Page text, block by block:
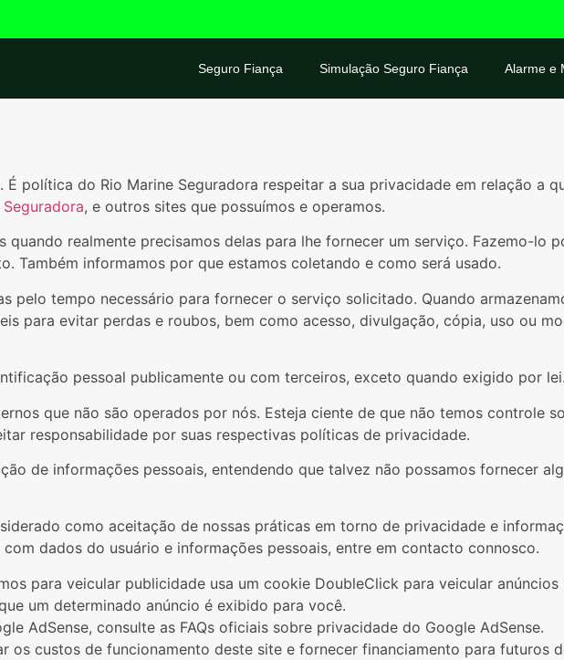
Seguro Fiança Simulação Seguro Fiança Alarme e
política do Rio Marine Seguradora respeitar a sua privacidade em relação a
, e outros sites que possuímos e operamos.
quando realmente precisamos delas para lhe fornecer um serviço. Fazemo-lo
Também informamos por que estamos coletando e como será usado.
pelo tempo necessário para fornecer o serviço solicitado. Quando
​​para evitar perdas e roubos, bem como acesso, divulgação, cópia, uso ou
pessoal publicamente ou com terceiros, exceto quando exigido por
que não são operados por nós. Esteja ciente de que não temos controle
responsabilidade por suas respectivas políticas de privacidade.
de informações pessoais, entendendo que talvez não possamos fornecer
como aceitação de nossas práticas em torno de privacidade e
dados do usuário e informações pessoais, entre em contacto connosco.
para veicular publicidade usa um cookie DoubleClick para veicular
um determinado anúncio é exibido para você.
AdSense, consulte as FAQs oficiais sobre privacidade do Google AdSense.
os custos de funcionamento deste site e fornecer financiamento para futuros